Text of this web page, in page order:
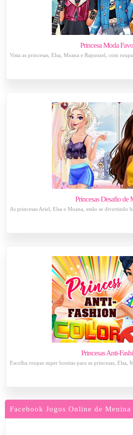
Princesa Moda
Vista as princesas, Elsa, Moana e Rapunzel, com
Princesas Desafio de
As princesas Ariel, Elsa e Moana, estão se divertindo
Princesas Anti-
Escolha roupas super bonitas para as princesas, Elsa,
Facebook Jogos Online de Menina